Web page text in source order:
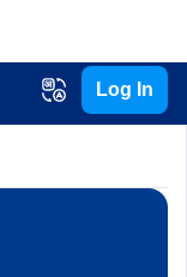
Log In